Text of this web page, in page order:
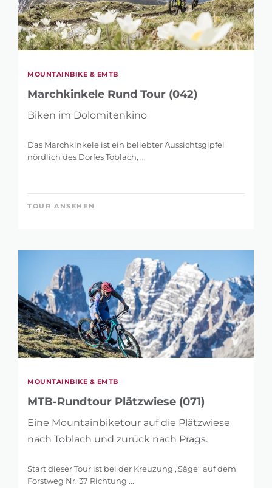
MOUNTAINBIKE & EMTB
Marchkinkele Rund Tour (042)
Biken im Dolomitenkino
Das Marchkinkele ist ein beliebter Aussichtsgipfel
nördlich des Dorfes Toblach, ...
TOUR ANSEHEN
MOUNTAINBIKE & EMTB
MTB-Rundtour Plätzwiese (071)
Eine Mountainbiketour auf die Plätzwiese
nach Toblach und zurück nach Prags.
Start dieser Tour ist bei der Kreuzung „Säge“ auf dem
Forstweg Nr. 37 Richtung ...